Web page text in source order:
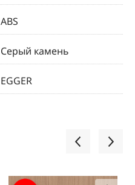
ABS
Серый камень
EGGER